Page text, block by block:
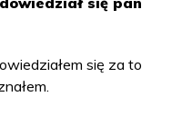
się za to